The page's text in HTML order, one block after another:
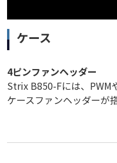
ケース
4ピンファンヘッダー
Strix B850-Fには、PWM
ケースファンヘッダーが